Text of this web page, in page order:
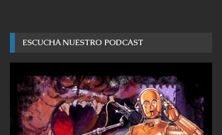
ESCUCHA NUESTRO PODCAST